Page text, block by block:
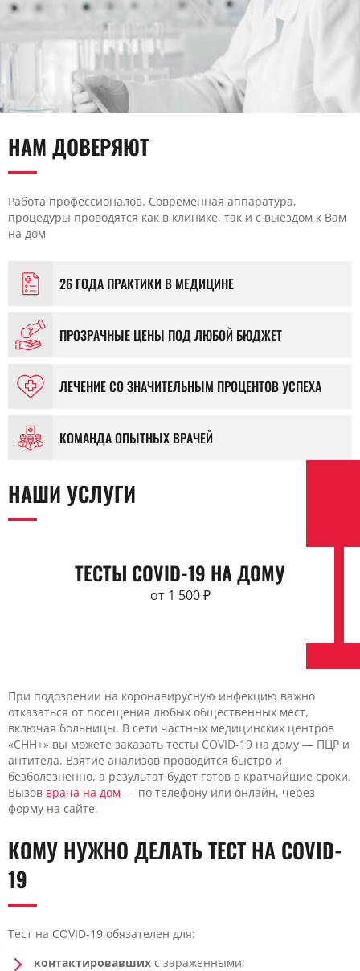
НАМ ДОВЕРЯЮТ
Работа профессионалов. Современная аппаратура,
процедуры проводятся как в клинике, так и с выездом к Вам
на дом
26 ГОДА ПРАКТИКИ В МЕДИЦИНЕ
ПРОЗРАЧНЫЕ ЦЕНЫ ПОД ЛЮБОЙ БЮДЖЕТ
ЛЕЧЕНИЕ СО ЗНАЧИТЕЛЬНЫМ ПРОЦЕНТОВ УСПЕХА
КОМАНДА ОПЫТНЫХ ВРАЧЕЙ
НАШИ УСЛУГИ
ТЕСТЫ COVID-19 НА ДОМУ
от 1 500 ₽
При подозрении на коронавирусную инфекцию важно
отказаться от посещения любых общественных мест,
включая больницы. В сети частных медицинских центров
«CHH+» вы можете заказать тесты COVID-19 на дому — ПЦР и
антитела. Взятие анализов проводится быстро и
безболезненно, а результат будет готов в кратчайшие сроки.
Вызов врача на дом — по телефону или онлайн, через
форму на сайте.
КОМУ НУЖНО ДЕЛАТЬ ТЕСТ НА COVID-
19
Тест на COVID-19 обязателен для:
контактировавших с зараженными;